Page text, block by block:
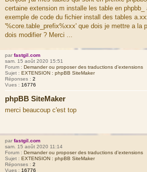
certaine extension m installe les table en phpbb_
exemple de code du fichier install des tables
'%core.table_prefix%xxx' que dois je mettre a la
dois modifier ? Merci ...
par fastgil.com
sam. 15 août 2020 15:51
Forum : Demander ou proposer des traductions d’extensions
Sujet : EXTENSION : phpBB SiteMaker
Réponses : 2
Vues : 16776
phpBB SiteMaker
merci beaucoup c'est top
par fastgil.com
sam. 15 août 2020 11:14
Forum : Demander ou proposer des traductions d’extensions
Sujet : EXTENSION : phpBB SiteMaker
Réponses : 2
Vues : 16776